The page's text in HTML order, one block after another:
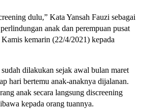
dulu,” Kata Yansah Fauzi sebagai
anak dan perempuan pusat
kemarin (22/4/2021) kepada
dilakukan sejak awal bulan maret
hari bertemu anak-anaknya dijalanan.
anak secara langsung discreening
kepada orang tuannya.